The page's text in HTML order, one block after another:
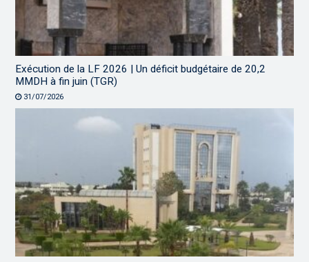
Exécution de la LF 2026 | Un déficit budgétaire de 20,2
MMDH à fin juin (TGR)
31/07/2026